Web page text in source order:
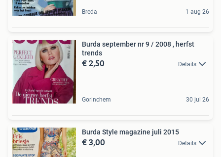
Breda 1 aug 26
Burda september nr 9 / 2008 , herfst
trends
€ 2,50 Details
Gorinchem 30 jul 26
Burda Style magazine juli 2015
€ 3,00 Details